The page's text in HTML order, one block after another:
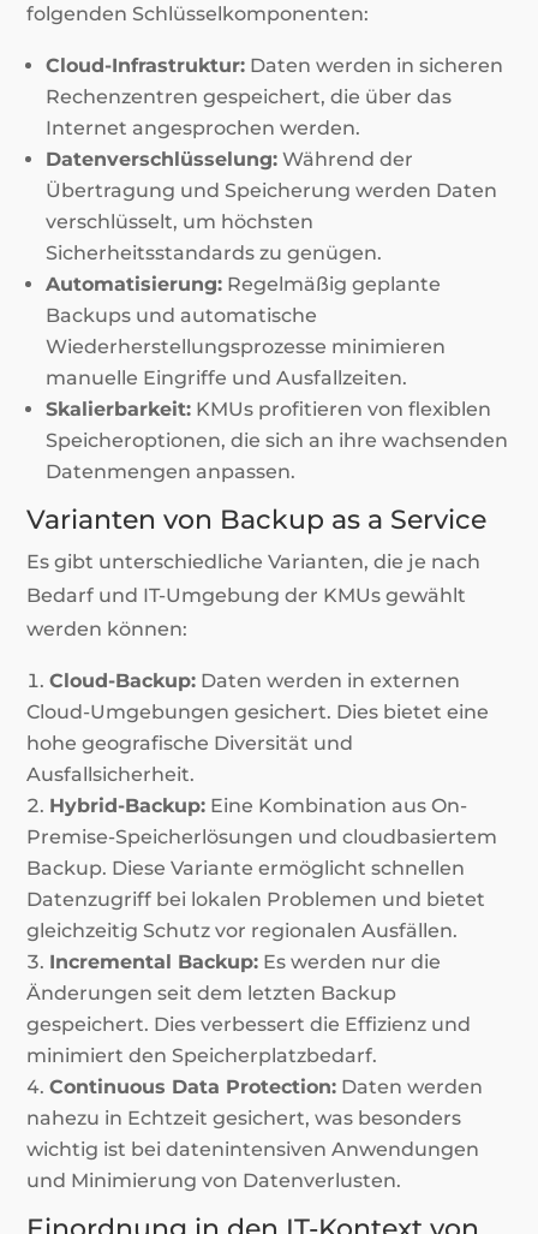
folgenden Schlüsselkomponenten:
Cloud-Infrastruktur: Daten werden in sicheren
Rechenzentren gespeichert, die über das
Internet angesprochen werden.
Datenverschlüsselung: Während der
Übertragung und Speicherung werden Daten
verschlüsselt, um höchsten
Sicherheitsstandards zu genügen.
Automatisierung: Regelmäßig geplante
Backups und automatische
Wiederherstellungsprozesse minimieren
manuelle Eingriffe und Ausfallzeiten.
Skalierbarkeit: KMUs profitieren von flexiblen
Speicheroptionen, die sich an ihre wachsenden
Datenmengen anpassen.
Varianten von Backup as a Service
Es gibt unterschiedliche Varianten, die je nach
Bedarf und IT-Umgebung der KMUs gewählt
werden können:
Cloud-Backup: Daten werden in externen
Cloud-Umgebungen gesichert. Dies bietet eine
hohe geografische Diversität und
Ausfallsicherheit.
Hybrid-Backup: Eine Kombination aus On-
Premise-Speicherlösungen und cloudbasiertem
Backup. Diese Variante ermöglicht schnellen
Datenzugriff bei lokalen Problemen und bietet
gleichzeitig Schutz vor regionalen Ausfällen.
Incremental Backup: Es werden nur die
Änderungen seit dem letzten Backup
gespeichert. Dies verbessert die Effizienz und
minimiert den Speicherplatzbedarf.
Continuous Data Protection: Daten werden
nahezu in Echtzeit gesichert, was besonders
wichtig ist bei datenintensiven Anwendungen
und Minimierung von Datenverlusten.